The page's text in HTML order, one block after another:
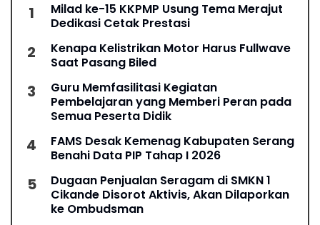
Milad ke-15 KKPMP Usung Tema Merajut
Dedikasi Cetak Prestasi
Kenapa Kelistrikan Motor Harus Fullwave
Saat Pasang Biled
Guru Memfasilitasi Kegiatan
Pembelajaran yang Memberi Peran pada
Semua Peserta Didik
FAMS Desak Kemenag Kabupaten Serang
Benahi Data PIP Tahap I 2026
Dugaan Penjualan Seragam di SMKN 1
Cikande Disorot Aktivis, Akan Dilaporkan
ke Ombudsman